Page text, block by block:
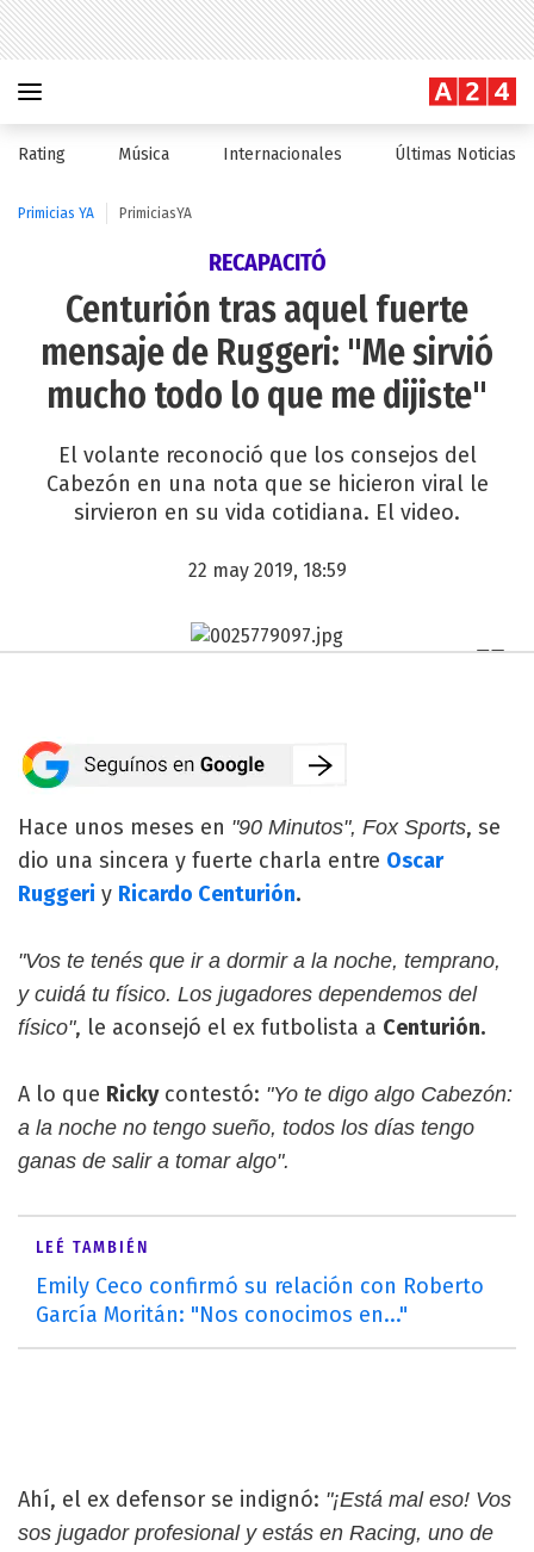
Rating Música Internacionales Últimas Noticias
Primicias YA PrimiciasYA
RECAPACITÓ
Centurión tras aquel fuerte
mensaje de Ruggeri: "Me sirvió
mucho todo lo que me dijiste"
El volante reconoció que los consejos del
Cabezón en una nota que se hicieron viral le
sirvieron en su vida cotidiana. El video.
22 may 2019, 18:59
Hace unos meses en "90 Minutos", Fox Sports, se
dio una sincera y fuerte charla entre Oscar
Ruggeri y Ricardo Centurión.
"Vos te tenés que ir a dormir a la noche, temprano,
y cuidá tu físico. Los jugadores dependemos del
físico", le aconsejó el ex futbolista a Centurión.
A lo que Rickycontestó: "Yo te digo algo Cabezón:
a la noche no tengo sueño, todos los días tengo
ganas de salir a tomar algo".
LEÉ TAMBIÉN
Emily Ceco confirmó su relación con Roberto
García Moritán: "Nos conocimos en..."
Ahí, el ex defensor se indignó: "¡Está mal eso! Vos
sos jugador profesional y estás en Racing, uno de